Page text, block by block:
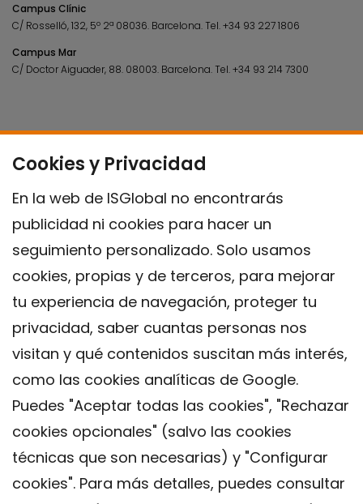
Cookies y Privacidad
En la web de ISGlobal no encontrarás
publicidad ni cookies para hacer un
seguimiento personalizado. Solo usamos
cookies, propias y de terceros, para mejorar
tu experiencia de navegación, proteger tu
privacidad, saber cuantas personas nos
visitan y qué contenidos suscitan más interés,
como las cookies analíticas de Google.
Puedes "Aceptar todas las cookies", "Rechazar
cookies opcionales" (salvo las cookies
técnicas que son necesarias) y "Configurar
cookies". Para más detalles, puedes consultar
Campus Clínic
C/ Rosselló, 132, 5º 2ª 08036. Barcelona.Tel.+34 93 227 1806
Campus Mar
C/ Doctor Aiguader, 88. 08003. Barcelona.Tel.+34 93 214 7300
Contacto